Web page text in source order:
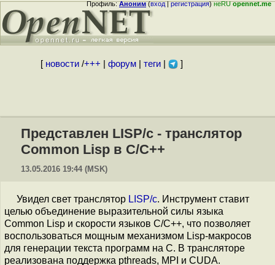
Профиль:Аноним(вход|регистрация)неRUopennet.me
[ новости/+++ форум| теги| ]
Представлен LISP/c - транслятор
Common Lisp в C/C++
13.05.2016 19:44 (MSK)
Увидел свет транслятор LISP/c. Инструмент ставит
целью объединение выразительной силы языка
Common Lisp и скорости языков C/C++, что позволяет
воспользоваться мощным механизмом Lisp-макросов
для генерации текста программ на C. В трансляторе
реализована поддержка pthreads, MPI и CUDA.